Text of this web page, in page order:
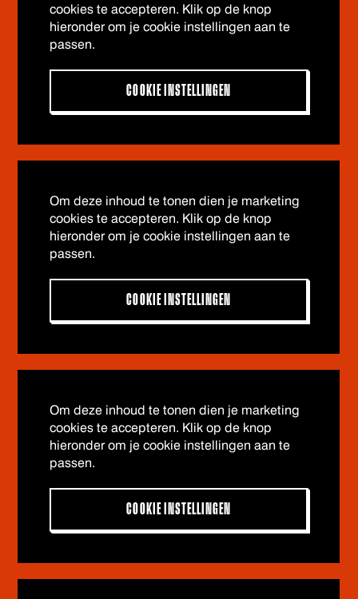
cookies te accepteren. Klik op de knop
hieronder om je cookie instellingen aan te
passen.
COOKIE INSTELLINGEN
Om deze inhoud te tonen dien je marketing
cookies te accepteren. Klik op de knop
hieronder om je cookie instellingen aan te
passen.
COOKIE INSTELLINGEN
Om deze inhoud te tonen dien je marketing
cookies te accepteren. Klik op de knop
hieronder om je cookie instellingen aan te
passen.
COOKIE INSTELLINGEN